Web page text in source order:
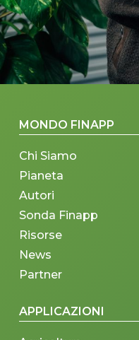
MONDO FINAPP
Chi Siamo
Pianeta
Autori
Sonda Finapp
Risorse
News
Partner
APPLICAZIONI